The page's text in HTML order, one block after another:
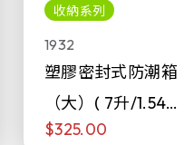
收納系列
1932
塑膠密封式防潮箱
（大）( 7升/1.54加
侖)
$325.00